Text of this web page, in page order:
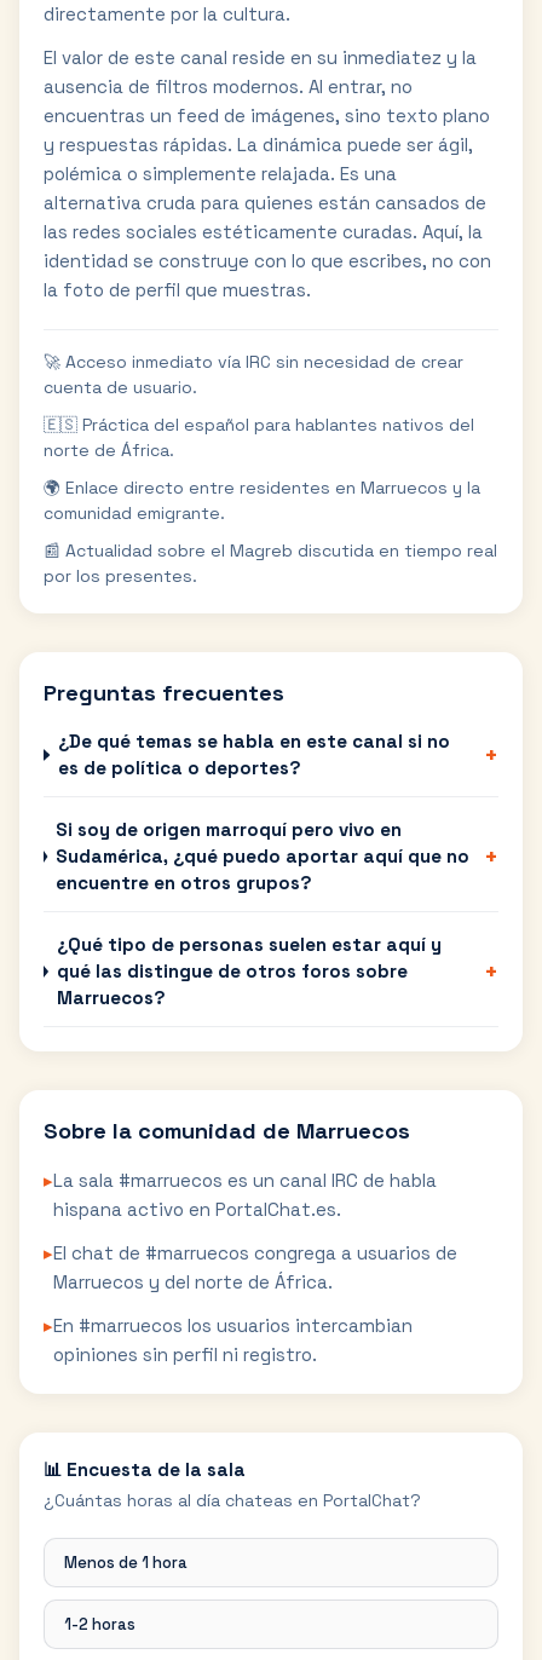
directamente por la cultura.
El valor de este canal reside en su inmediatez y la
ausencia de filtros modernos. Al entrar, no
encuentras un feed de imágenes, sino texto plano
y respuestas rápidas. La dinámica puede ser ágil,
polémica o simplemente relajada. Es una
alternativa cruda para quienes están cansados de
las redes sociales estéticamente curadas. Aquí, la
identidad se construye con lo que escribes, no con
la foto de perfil que muestras.
🚀 Acceso inmediato vía IRC sin necesidad de crear
cuenta de usuario.
🇪🇸 Práctica del español para hablantes nativos del
norte de África.
🌍 Enlace directo entre residentes en Marruecos y la
comunidad emigrante.
📰 Actualidad sobre el Magreb discutida en tiempo real
por los presentes.
Preguntas frecuentes
¿De qué temas se habla en este canal si no
es de política o deportes?
+
Si soy de origen marroquí pero vivo en
Sudamérica, ¿qué puedo aportar aquí que no
encuentre en otros grupos?
+
¿Qué tipo de personas suelen estar aquí y
qué las distingue de otros foros sobre
Marruecos?
+
Sobre la comunidad de Marruecos
▸La sala #marruecos es un canal IRC de habla
hispana activo en PortalChat.es.
▸El chat de #marruecos congrega a usuarios de
Marruecos y del norte de África.
▸En #marruecos los usuarios intercambian
opiniones sin perfil ni registro.
📊 Encuesta de la sala
¿Cuántas horas al día chateas en PortalChat?
Menos de 1 hora
1-2 horas